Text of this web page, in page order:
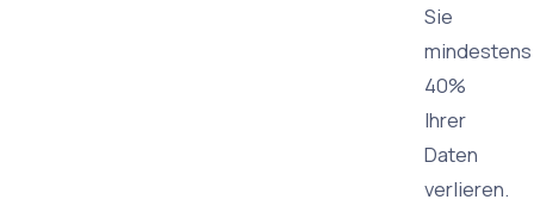
Sie
mindestens
40%
Ihrer
Daten
verlieren.